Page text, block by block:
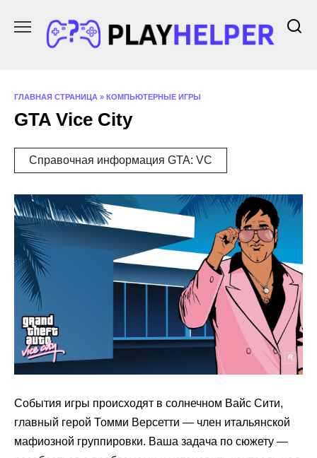
содержанию
ГЛАВНАЯ СТРАНИЦА » КОМПЬЮТЕРНЫЕ ИГРЫ
GTA Vice City
Справочная информация GTA: VC
События игры происходят в солнечном Вайс Сити,
главный герой Томми Версетти — член итальянской
мафиозной группировки. Ваша задача по сюжету —